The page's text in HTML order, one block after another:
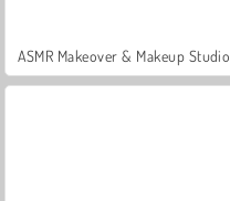
ASMR Makeover & Makeup Studio